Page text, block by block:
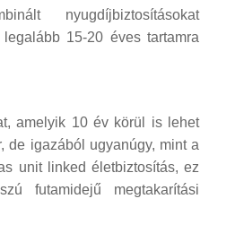
nyugdíjbiztosításokat
15-20 éves tartamra
amelyik 10 év körül is lehet
de igazából ugyanúgy, mint a
unit linked életbiztosítás, ez
futamidejű megtakarítási